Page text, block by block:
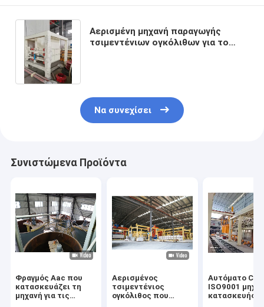
Αερισμένη μηχανή παραγωγής
τσιμεντένιων ογκόλιθων για το
Να συνεχίσει
Συνιστώμενα Προϊόντα
Φραγμός Aac που
κατασκευάζει τη
μηχανή για τις
Αερισμένος
τσιμεντένιος
ογκόλιθος που
Αυτόματο CE
ISO9001
κατασκευής